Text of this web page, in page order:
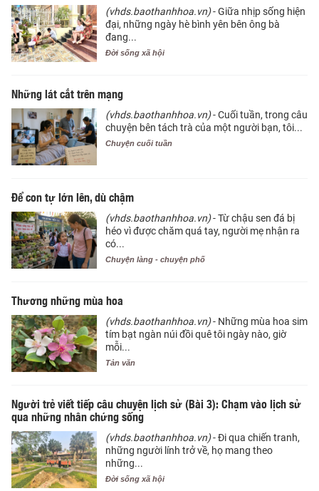
(vhds.baothanhhoa.vn)- Giữa nhịp sống hiện
đại, những ngày hè bình yên bên ông bà
đang...
Đời sống xã hội
Những lát cắt trên mạng
(vhds.baothanhhoa.vn)- Cuối tuần, trong câu
chuyện bên tách trà của một người bạn, tôi...
Chuyện cuối tuần
Để con tự lớn lên, dù chậm
(vhds.baothanhhoa.vn)- Từ chậu sen đá bị
héo vì được chăm quá tay, người mẹ nhận ra
có...
Chuyện làng - chuyện phố
Thương những mùa hoa
(vhds.baothanhhoa.vn)- Những mùa hoa sim
tím bạt ngàn núi đồi quê tôi ngày nào, giờ
mỗi...
Tản văn
Người trẻ viết tiếp câu chuyện lịch sử (Bài 3): Chạm vào lịch sử
qua những nhân chứng sống
(vhds.baothanhhoa.vn)- Đi qua chiến tranh,
những người lính trở về, họ mang theo
những...
Đời sống xã hội